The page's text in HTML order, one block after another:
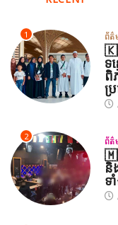
1 ព័ត៌
ទ
ពិ
ប្
2 ព័ត៌
និ
ទ